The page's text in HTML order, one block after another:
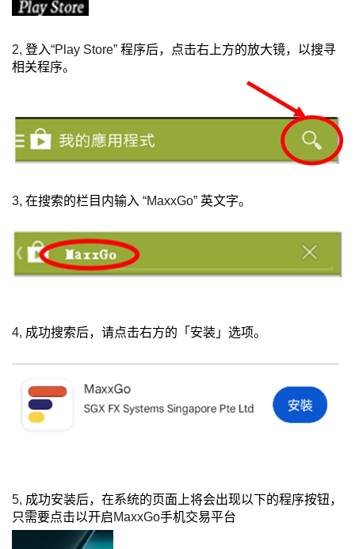
2, 登入“Play Store” 程序后，点击右上方的放大镜，以搜寻
相关程序。
3, 在搜索的栏目内输入 “MaxxGo” 英文字。
4, 成功搜索后，请点击右方的「安装」选项。
5, 成功安装后，在系统的页面上将会出现以下的程序按钮，
只需要点击以开启MaxxGo手机交易平台